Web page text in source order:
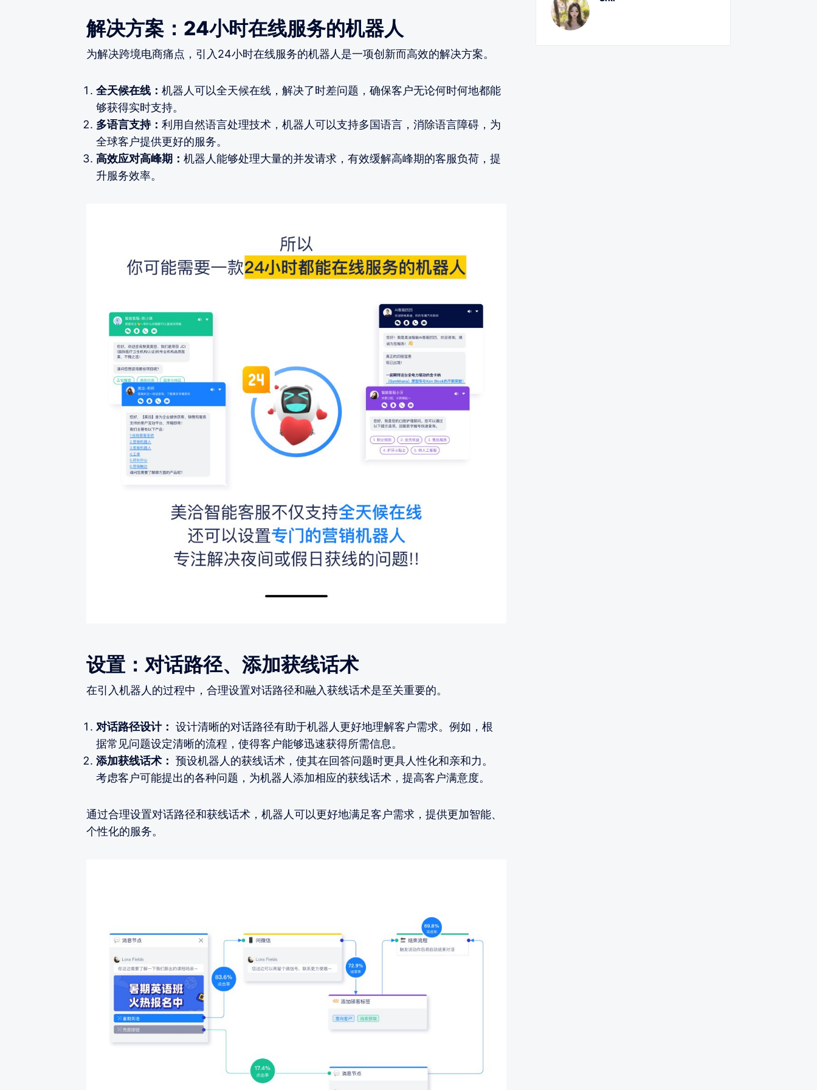
解决方案：24小时在线服务的机器人
为解决跨境电商痛点，引入24小时在线服务的机器人是一项创新而高效的解决方案。
全天候在线： 机器人可以全天候在线，解决了时差问题，确保客户无论何时何地都能
够获得实时支持。
多语言支持： 利用自然语言处理技术，机器人可以支持多国语言，消除语言障碍，为
全球客户提供更好的服务。
高效应对高峰期： 机器人能够处理大量的并发请求，有效缓解高峰期的客服负荷，提
升服务效率。
设置：对话路径、添加获线话术
在引入机器人的过程中，合理设置对话路径和融入获线话术是至关重要的。
对话路径设计： 设计清晰的对话路径有助于机器人更好地理解客户需求。例如，根
据常见问题设定清晰的流程，使得客户能够迅速获得所需信息。
添加获线话术： 预设机器人的获线话术，使其在回答问题时更具人性化和亲和力。
考虑客户可能提出的各种问题，为机器人添加相应的获线话术，提高客户满意度。
通过合理设置对话路径和获线话术，机器人可以更好地满足客户需求，提供更加智能、
个性化的服务。